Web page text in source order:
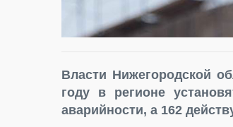
Власти Нижегородской
году в регионе
аварийности, а 162